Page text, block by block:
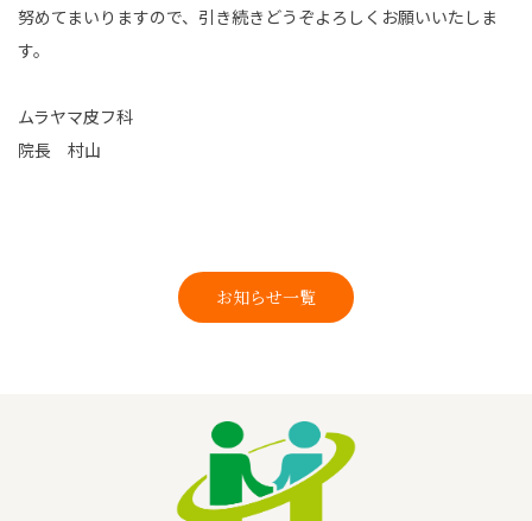
努めてまいりますので、引き続きどうぞよろしくお願いいたしま
す。
ムラヤマ皮フ科
院長 村山
お知らせ一覧